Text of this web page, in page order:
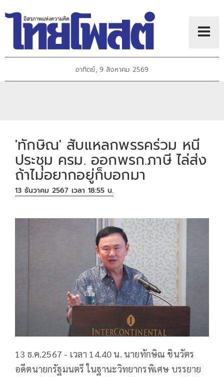
อาทิตย์, 9 สิงหาคม 2569
'ทักษิณ' สับแหลกพรรคร่วม หนี
ประชุม ครม. ออกพรก.ภาษี ไล่ส่ง
ถ้าไม่อยากอยู่ก็บอกมา
13 ธันวาคม 2567 เวลา 18:55 น.
13 ธ.ค.2567 - เวลา 14.40 น. นายทักษิณ ชินวัตร
อดีตนายกรัฐมนตรี ในฐานะวิทยากรพิเศษ บรรยาย